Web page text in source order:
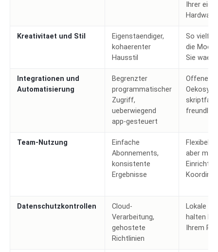
Ihrer
Hardware
Kreativitaet und Stil
Eigenstaendiger,
kohaerenter
Hausstil
So
die
Sie
Integrationen und
Automatisierung
Begrenzter
programmatischer
Zugriff,
ueberwiegend
app-gesteuert
Offenes
freundlich
Team-Nutzung
Einfache
Abonnements,
konsistente
Ergebnisse
Flexibel,
aber mehr
Datenschutzkontrollen
Cloud-
Verarbeitung,
gehostete
Richtlinien
Lokale
halten
Ihrem